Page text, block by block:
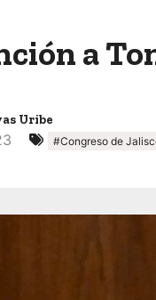
a
Uribe
#Congreso de